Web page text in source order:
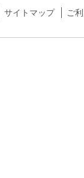
サイトマップ ご